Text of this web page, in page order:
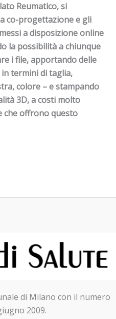
Reumatico, si
co-progettazione e gli
a disposizione online
la possibilità a chiunque
i file, apportando delle
termini di taglia,
colore – e stampando
3D, a costi molto
offrono questo
di Milano con il numero
2009.